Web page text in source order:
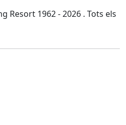
Resort 1962 - 2026 . Tots els